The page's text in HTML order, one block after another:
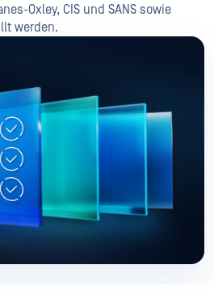
Oxley, CIS und SANS sowie
werden.